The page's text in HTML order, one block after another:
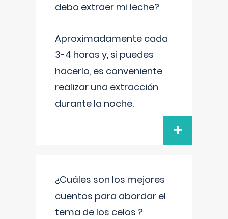
debo extraer mi leche?
Aproximadamente cada
3-4 horas y, si puedes
hacerlo, es conveniente
realizar una extracción
durante la noche.
+
¿Cuáles son los mejores
cuentos para abordar el
tema de los celos ?